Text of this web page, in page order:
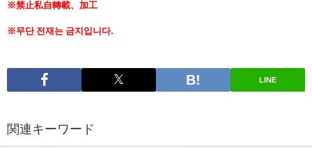
※禁止私自轉載、加工
※무단 전재는 금지입니다.
LINE
関連キーワード